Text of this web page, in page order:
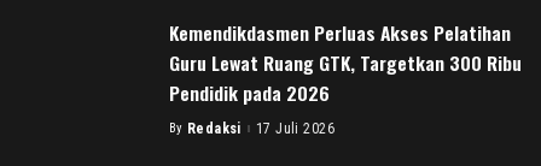
Kemendikdasmen Perluas Akses Pelatihan
Guru Lewat Ruang GTK, Targetkan 300 Ribu
Pendidik pada 2026
Posted
By Redaksi 17 Juli 2026